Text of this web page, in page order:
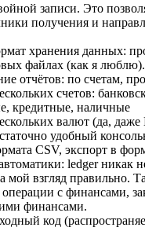
записи. Это
получения и
хранения данных:
файлах (как я люблю).
отчётов: по счетам,
счетов:
кредитные, наличные
валют (да, даже
удобный
CSV, экспорт в
ledger никак
мой взгляд правильно.
с финансами,
финансами.
код